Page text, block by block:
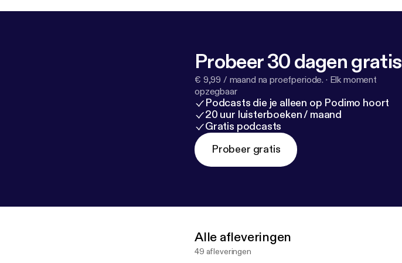
Probeer 30 dagen gratis
€ 9,99 / maand na proefperiode. · Elk moment
opzegbaar
Podcasts die je alleen op Podimo hoort
20 uur luisterboeken / maand
Gratis podcasts
Probeer gratis
Alle afleveringen
49 afleveringen